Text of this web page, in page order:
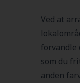
Ved at
forvandle
som du
anden